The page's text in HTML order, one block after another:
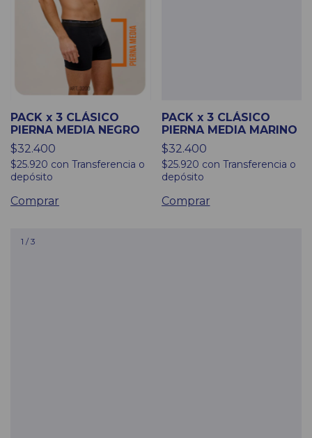
PACK x 3 CLÁSICO
PIERNA MEDIA NEGRO
$32.400
$25.920 con Transferencia o
depósito
Comprar
PACK x 3 CLÁSICO
PIERNA MEDIA MARINO
$32.400
$25.920 con Transferencia o
depósito
Comprar
1 / 3